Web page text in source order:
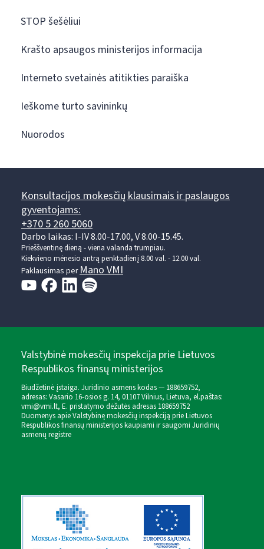
STOP šešėliui
Krašto apsaugos ministerijos informacija
Interneto svetainės atitikties paraiška
Ieškome turto savininkų
Nuorodos
Konsultacijos mokesčių klausimais ir paslaugos
gyventojams:
+370 5 260 5060
Darbo laikas: I-IV 8.00-17.00, V 8.00-15.45.
Prieššventinę dieną - viena valanda trumpiau.
Kiekvieno mėnesio antrą penktadienį 8.00 val. - 12.00 val.
Paklausimas perMano VMI
Valstybinė mokesčių inspekcija prie Lietuvos
Respublikos finansų ministerijos
Biudžetinė įstaiga. Juridinio asmens kodas — 188659752,
adresas: Vasario 16-osios g. 14, 01107 Vilnius, Lietuva, el.paštas:
vmi@vmi.lt, E. pristatymo dėžutės adresas 188659752
Duomenys apie Valstybinę mokesčių inspekciją prie Lietuvos
Respublikos finansų ministerijos kaupiami ir saugomi Juridinių
asmenų registre